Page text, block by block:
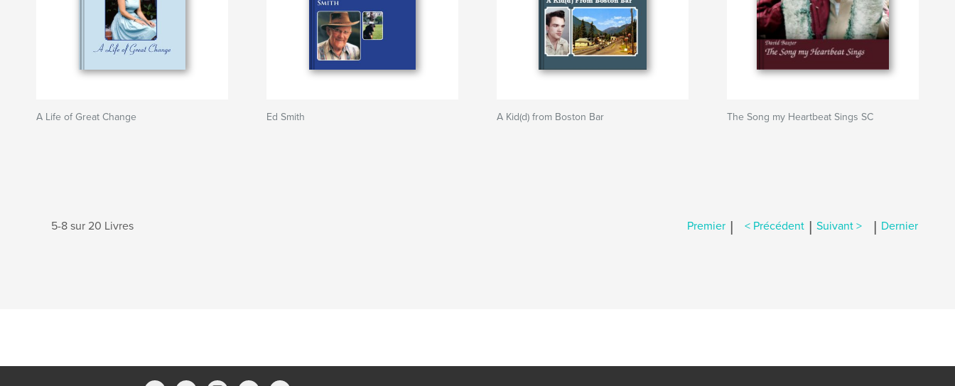
A Life of Great Change Ed Smith A Kid(d) from Boston Bar The Song my Heartbeat Sings SC
5-8 sur 20 Livres Premier | < Précédent | Suivant > | Dernier